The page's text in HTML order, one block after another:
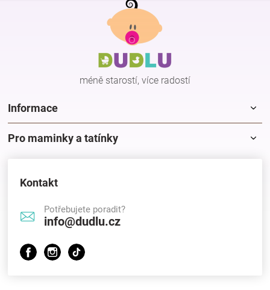
méně starostí, více radostí
Informace
Pro maminky a tatínky
Kontakt
Potřebujete poradit?
info@dudlu.cz